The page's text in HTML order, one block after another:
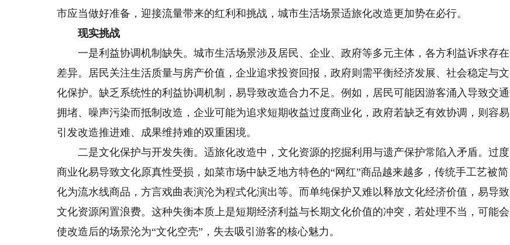
市应当做好准备，迎接流量带来的红利和挑战，城市生活场景适旅化改造更加势在必行。
现实挑战
一是利益协调机制缺失。城市生活场景涉及居民、企业、政府等多元主体，各方利益诉求存在
差异。居民关注生活质量与房产价值，企业追求投资回报，政府则需平衡经济发展、社会稳定与文
化保护。缺乏系统性的利益协调机制，易导致改造合力不足。例如，居民可能因游客涌入导致交通
拥堵、噪声污染而抵制改造，企业可能为追求短期收益过度商业化，政府若缺乏有效协调，则容易
引发改造推进难、成果维持难的双重困境。
二是文化保护与开发失衡。适旅化改造中，文化资源的挖掘利用与遗产保护常陷入矛盾。过度
商业化易导致文化原真性受损，如菜市场中缺乏地方特色的“网红”商品越来越多，传统手工艺被简
化为流水线商品，方言戏曲表演沦为程式化演出等。而单纯保护又难以释放文化经济价值，易导致
文化资源闲置浪费。这种失衡本质上是短期经济利益与长期文化价值的冲突，若处理不当，可能会
使改造后的场景沦为“文化空壳”，失去吸引游客的核心魅力。